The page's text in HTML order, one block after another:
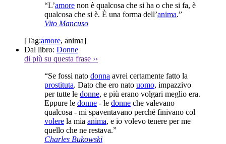
“L’amore non è qualcosa che si ha o che si fa, è
qualcosa che si è. È una forma dell’anima.”
Vito Mancuso
[Tag:amore, anima]
Dal libro: Donne
di più su questa frase ››
“Se fossi nato donna avrei certamente fatto la
prostituta. Dato che ero nato uomo, impazzivo
per tutte le donne, e più erano volgari meglio era.
Eppure le donne - le donne che valevano
qualcosa - mi spaventavano perché finivano col
volere la mia anima, e io volevo tenere per me
quello che ne restava.”
Charles Bukowski